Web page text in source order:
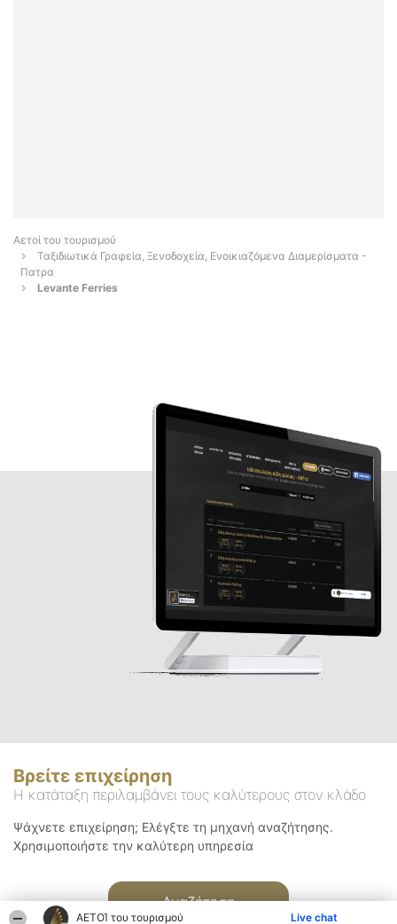
ΑΕΤΟΊ του τουρισμού Live chat
Αετοί του τουρισμού
Ταξιδιωτικά Γραφεία, Ξενοδοχεία, Ενοικιαζόμενα Διαμερίσματα -
Πατρα
Levante Ferries
Βρείτε επιχείρηση
Η κατάταξη περιλαμβάνει τους καλύτερους στον κλάδο
Ψάχνετε επιχείρηση; Ελέγξτε τη μηχανή αναζήτησης.
Χρησιμοποιήστε την καλύτερη υπηρεσία
Αναζήτηση